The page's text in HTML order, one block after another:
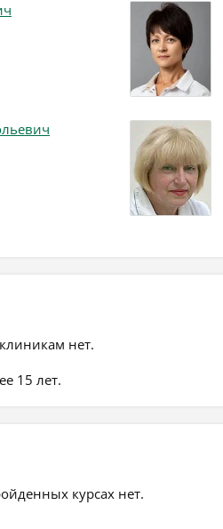
нет.
15 лет.
курсах нет.